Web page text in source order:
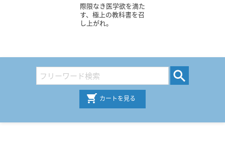
際限なき医学欲を満た
す、極上の教科書を召
し上がれ。
カートを見る